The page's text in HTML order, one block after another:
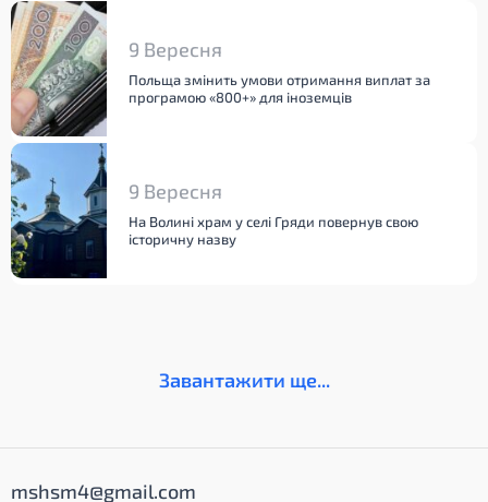
9 Вересня
Польща змінить умови отримання виплат за
програмою «800+» для іноземців
9 Вересня
На Волині храм у селі Гряди повернув свою
історичну назву
Завантажити ще...
mshsm4@gmail.com